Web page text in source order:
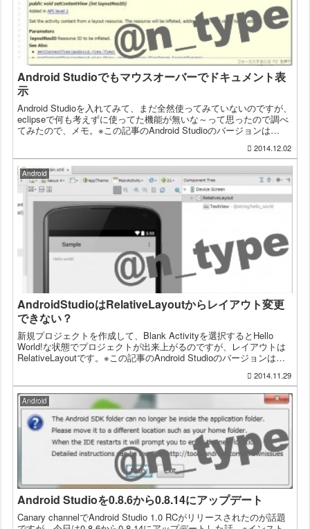
Android Studioでもマウスオーバーでドキュメント表
示
Android Studioを入れてみて、まだ全然使ってみていないのですが、
eclipseで何も考えずに使ってた機能が無いな～って思ったので調べ
てみたので、メモ。※この記事のAndroid Studioのバージョンは
2014.12.02
Android
AndroidStudioはRelativeLayoutからレイアウト変更
できない？
新規プロジェクトを作成して、Blank Activityを選択するとHello
World!な状態でプロジェクトが出来上がるのですが、レイアウトは
RelativeLayoutです。※この記事のAndroid Studioのバージョンは
2014.11.29
Android
Android Studioを0.8.6から0.8.14にアップデート
Canary channelでAndroid Studio 1.0 RCがリリースされたのが話題